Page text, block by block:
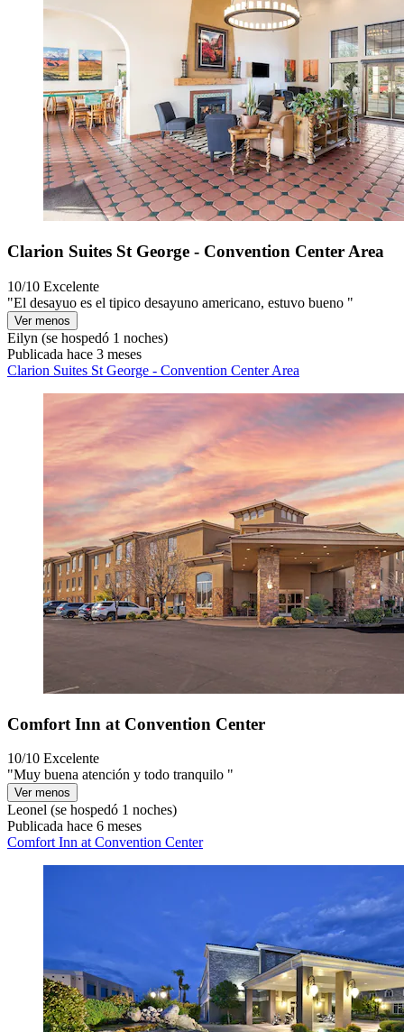
Clarion Suites St George - Convention Center Area
10/10 Excelente
"El desayuo es el tipico desayuno americano, estuvo bueno "
Ver menos
Eilyn (se hospedó 1 noches)
Publicada hace 3 meses
Clarion Suites St George - Convention Center Area
Comfort Inn at Convention Center
10/10 Excelente
"Muy buena atención y todo tranquilo "
Ver menos
Leonel (se hospedó 1 noches)
Publicada hace 6 meses
Comfort Inn at Convention Center